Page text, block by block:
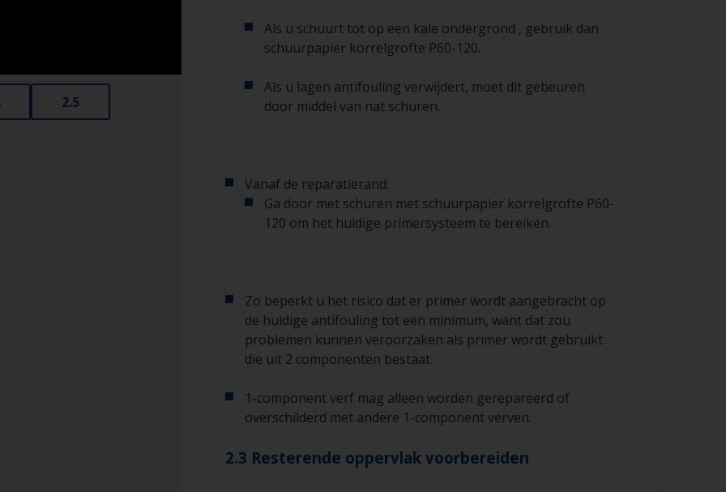
2.5
Als u schuurt tot op een kale ondergrond , gebruik dan
schuurpapier korrelgrofte P60-120.
Als u lagen antifouling verwijdert, moet dit gebeuren
door middel van nat schuren.
Vanaf de reparatierand:
Ga door met schuren met schuurpapier korrelgrofte P60-
120 om het huidige primersysteem te bereiken.
Zo beperkt u het risico dat er primer wordt aangebracht op
de huidige antifouling tot een minimum, want dat zou
problemen kunnen veroorzaken als primer wordt gebruikt
die uit 2 componenten bestaat.
1-component verf mag alleen worden gerepareerd of
overschilderd met andere 1-component verven.
2.3 Resterende oppervlak voorbereiden